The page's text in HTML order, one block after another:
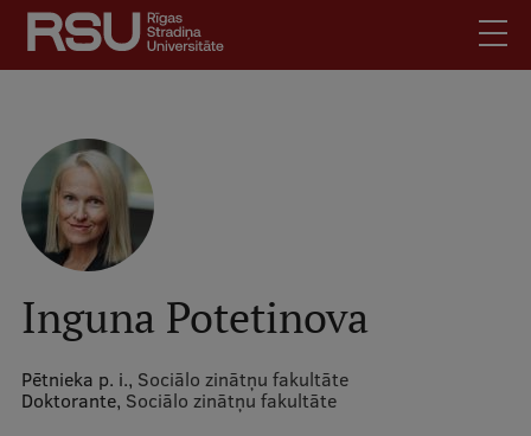
Pārlekt
galveno
saturu
Latviski
Meklēt Mobile
augšējā
izvēlne
Skolēniem
Studentiem
Darbiniekiem
Darba devējiem
Bibliotēka
Inguna Potetinova
Pētnieka p. i., Sociālo zinātņu fakultāte
Doktorante, Sociālo zinātņu fakultāte